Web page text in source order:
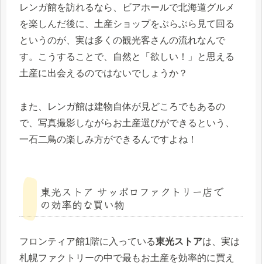
レンガ館を訪れるなら、ビアホールで北海道グルメ
を楽しんだ後に、土産ショップをぶらぶら見て回る
というのが、実は多くの観光客さんの流れなんで
す。こうすることで、自然と「欲しい！」と思える
土産に出会えるのではないでしょうか？
また、レンガ館は建物自体が見どころでもあるの
で、写真撮影しながらお土産選びができるという、
一石二鳥の楽しみ方ができるんですよね！
東光ストア サッポロファクトリー店で
の効率的な買い物
フロンティア館1階に入っている東光ストアは、実は
札幌ファクトリーの中で最もお土産を効率的に買え